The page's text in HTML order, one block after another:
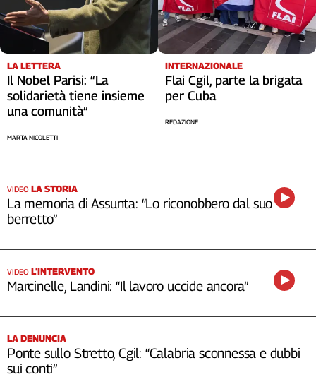
LA LETTERA
Il Nobel Parisi: “La
solidarietà tiene insieme
una comunità”
MARTA NICOLETTI
INTERNAZIONALE
Flai Cgil, parte la brigata
per Cuba
REDAZIONE
VIDEO LA STORIA
La memoria di Assunta: “Lo riconobbero dal suo
berretto”
VIDEO L’INTERVENTO
Marcinelle, Landini: “Il lavoro uccide ancora”
LA DENUNCIA
Ponte sullo Stretto, Cgil: “Calabria sconnessa e dubbi
sui conti”